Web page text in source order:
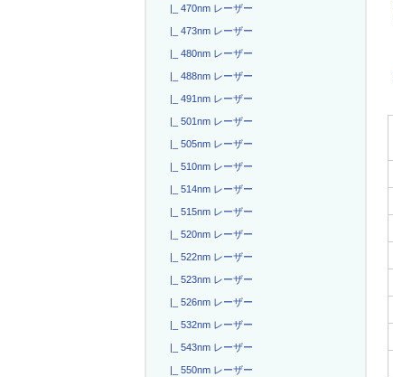
|_ 470nm レーザー
|_ 473nm レーザー
|_ 480nm レーザー
|_ 488nm レーザー
|_ 491nm レーザー
|_ 501nm レーザー
|_ 505nm レーザー
|_ 510nm レーザー
|_ 514nm レーザー
|_ 515nm レーザー
|_ 520nm レーザー
|_ 522nm レーザー
|_ 523nm レーザー
|_ 526nm レーザー
|_ 532nm レーザー
|_ 543nm レーザー
|_ 550nm レーザー